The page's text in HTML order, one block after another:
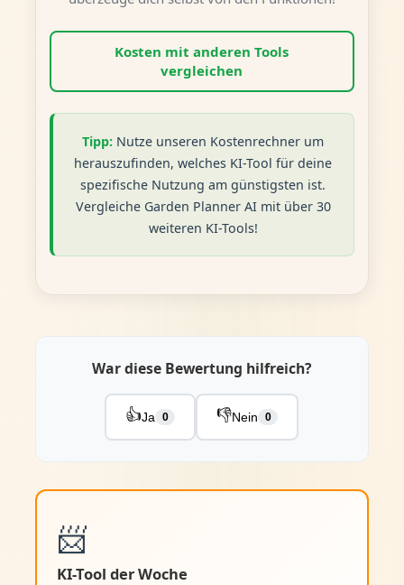
Kosten mit anderen Tools
vergleichen
Tipp: Nutze unseren Kostenrechner um
herauszufinden, welches KI-Tool für deine
spezifische Nutzung am günstigsten ist.
Vergleiche Garden Planner AI mit über 30
weiteren KI-Tools!
War diese Bewertung hilfreich?
👍Ja 0 👎Nein 0
📨
KI-Tool der Woche